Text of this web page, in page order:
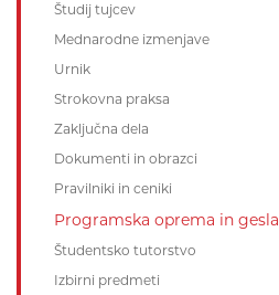
Študij tujcev
Mednarodne izmenjave
Urnik
Strokovna praksa
Zaključna dela
Dokumenti in obrazci
Pravilniki in ceniki
Programska oprema in gesla
Študentsko tutorstvo
Izbirni predmeti